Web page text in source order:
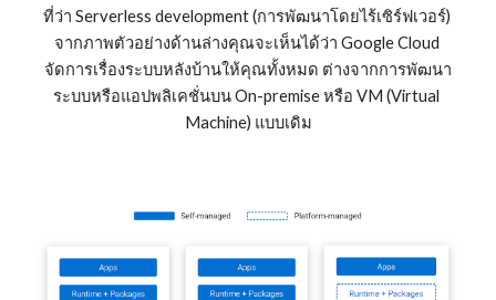
ที่ว่า Serverless development (การพัฒนาโดยไร้เซิร์ฟเวอร์)
จากภาพตัวอย่างด้านล่างคุณจะเห็นได้ว่า Google Cloud
จัดการเรื่องระบบหลังบ้านให้คุณทั้งหมด ต่างจากการพัฒนา
ระบบหรือแอปพลิเคชั่นบน On-premise หรือ VM (Virtual
Machine) แบบเดิม